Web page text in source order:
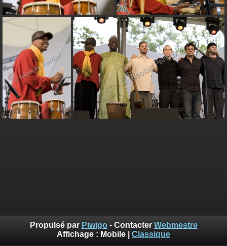
Propulsé par Piwigo- Contacter Webmestre
Affichage : Mobile Classique